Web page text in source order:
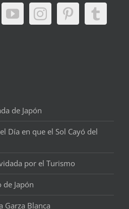
de Japón
Día en que el Sol Cayó del
por el Turismo
de Japón
Garza Blanca